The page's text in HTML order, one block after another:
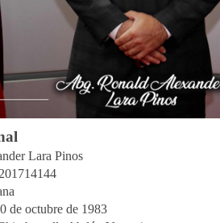
Lara Pinos
de octubre de 1983